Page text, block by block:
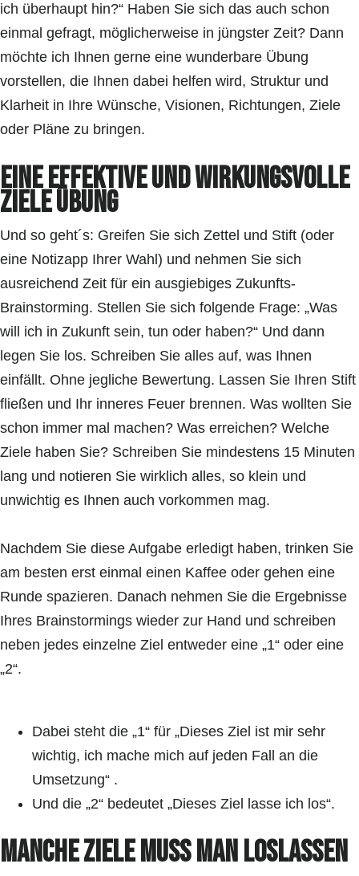
ich überhaupt hin?“ Haben Sie sich das auch schon
einmal gefragt, möglicherweise in jüngster Zeit? Dann
möchte ich Ihnen gerne eine wunderbare Übung
vorstellen, die Ihnen dabei helfen wird, Struktur und
Klarheit in Ihre Wünsche, Visionen, Richtungen, Ziele
oder Pläne zu bringen.
Eine effektive und wirkungsvolle
Ziele Übung
Und so geht´s: Greifen Sie sich Zettel und Stift (oder
eine Notizapp Ihrer Wahl) und nehmen Sie sich
ausreichend Zeit für ein ausgiebiges Zukunfts-
Brainstorming. Stellen Sie sich folgende Frage: „Was
will ich in Zukunft sein, tun oder haben?“ Und dann
legen Sie los. Schreiben Sie alles auf, was Ihnen
einfällt. Ohne jegliche Bewertung. Lassen Sie Ihren Stift
fließen und Ihr inneres Feuer brennen. Was wollten Sie
schon immer mal machen? Was erreichen? Welche
Ziele haben Sie? Schreiben Sie mindestens 15 Minuten
lang und notieren Sie wirklich alles, so klein und
unwichtig es Ihnen auch vorkommen mag.
Nachdem Sie diese Aufgabe erledigt haben, trinken Sie
am besten erst einmal einen Kaffee oder gehen eine
Runde spazieren. Danach nehmen Sie die Ergebnisse
Ihres Brainstormings wieder zur Hand und schreiben
neben jedes einzelne Ziel entweder eine „1“ oder eine
„2“.
Dabei steht die „1“ für „Dieses Ziel ist mir sehr
wichtig, ich mache mich auf jeden Fall an die
Umsetzung“ .
Und die „2“ bedeutet „Dieses Ziel lasse ich los“.
Manche Ziele muss man loslassen